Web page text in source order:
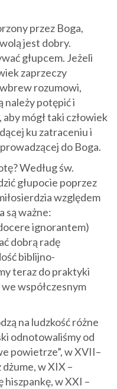
przez Boga,
jest dobry.
głupcem. Jeżeli
zaprzeczy
rozumowi,
należy potępić i
mógł taki człowiek
ku zatraceniu i
do Boga.
Według św.
głupocie poprzez
względem
są ważne:
ignorantem)
dobrą radę
biblijno-
teraz do praktyki
współczesnym
na ludzkość różne
odnotowaliśmy od
powietrze”, w XVII–
w XIX –
hiszpankę, w XXI –